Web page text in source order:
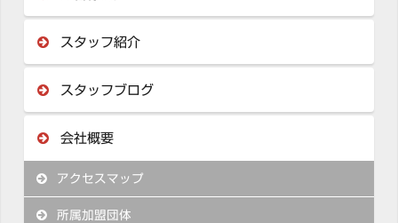
スタッフ紹介
スタッフブログ
会社概要
アクセスマップ
所属加盟団体